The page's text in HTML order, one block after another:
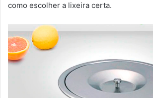
como escolher a lixeira certa.